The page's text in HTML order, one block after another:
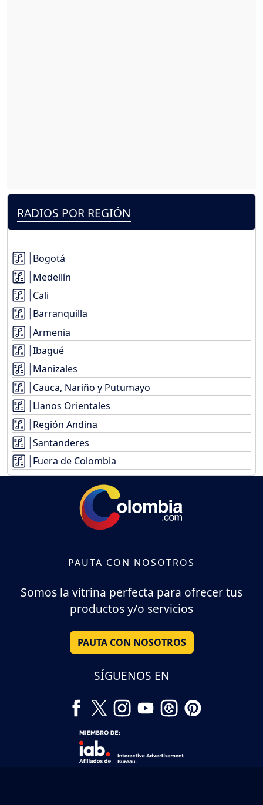
RADIOS POR REGIÓN
Bogotá
Medellín
Cali
Barranquilla
Armenia
Ibagué
Manizales
Cauca, Nariño y Putumayo
Llanos Orientales
Región Andina
Santanderes
Fuera de Colombia
PAUTA CON NOSOTROS
Somos la vitrina perfecta para ofrecer tus
productos y/o servicios
PAUTA CON NOSOTROS
SÍGUENOS EN